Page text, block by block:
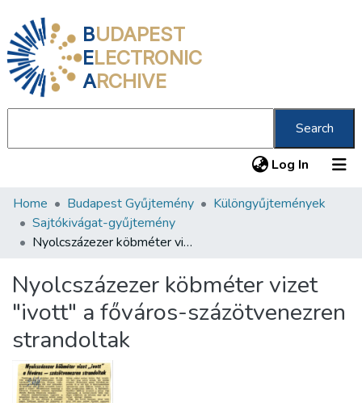
BUDAPEST
ELECTRONIC
ARCHIVE
Search
Log In (current)
Communities & Collections
All of DSpace
About us
Home Budapest Gyűjtemény
Különgyűjtemények
Sajtókivágat-gyűjtemény
Nyolcszázezer köbméter vizet "ivott" a főváros-százötvenezren strandoltak
Nyolcszázezer köbméter vizet
"ivott" a főváros-százötvenezren
strandoltak